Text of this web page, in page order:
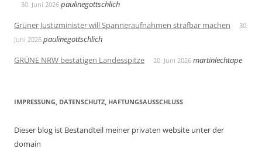
30. Juni 2026 paulinegottschlich
Grüner Justizminister will Spanneraufnahmen strafbar machen
30.
Juni 2026 paulinegottschlich
GRÜNE NRW bestätigen Landesspitze
20. Juni 2026 martinlechtape
IMPRESSUNG, DATENSCHUTZ, HAFTUNGSAUSSCHLUSS
Dieser blog ist Bestandteil meiner privaten website unter der
domain